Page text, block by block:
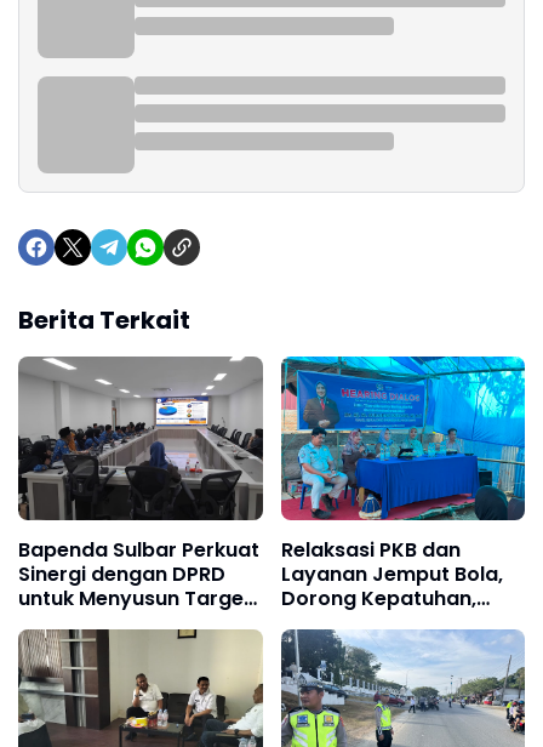
Berita Terkait
Bapenda Sulbar Perkuat
Sinergi dengan DPRD
untuk Menyusun Target
PAD 2027
Relaksasi PKB dan
Layanan Jemput Bola,
Dorong Kepatuhan,
Genjot PAD Sulbar